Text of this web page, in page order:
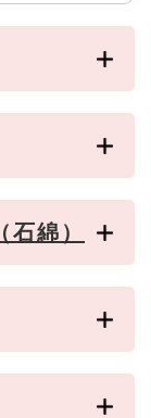
綿）